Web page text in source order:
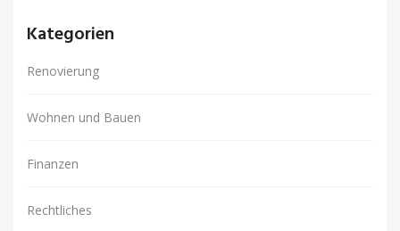
Kategorien
Renovierung
Wohnen und Bauen
Finanzen
Rechtliches